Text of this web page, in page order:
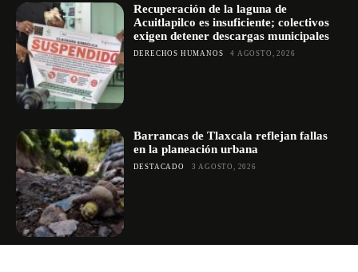
Recuperación de la laguna de
Acuitlapilco es insuficiente; colectivos
exigen detener descargas municipales
DERECHOS HUMANOS 4 AGOSTO, 2026
Barrancas de Tlaxcala reflejan fallas
en la planeación urbana
DESTACADO 3 AGOSTO, 2026